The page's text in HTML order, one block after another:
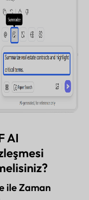
AI
ile Zaman